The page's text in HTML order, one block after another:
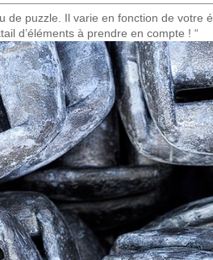
de puzzle. Il varie en fonction de
d’éléments à prendre en compte ! “